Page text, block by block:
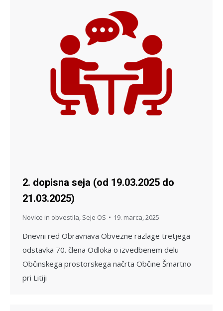
2. dopisna seja (od 19.03.2025 do
21.03.2025)
Novice in obvestila Seje OS 19. marca, 2025
Dnevni red Obravnava Obvezne razlage tretjega
odstavka 70. člena Odloka o izvedbenem delu
Občinskega prostorskega načrta Občine Šmartno
pri Litiji